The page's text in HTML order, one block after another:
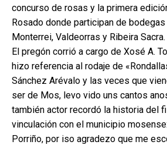
concurso de rosas y la primera
Rosado donde participan de bodegas
Monterrei, Valdeorras y Ribeira Sacra.
El pregón corrió a cargo de Xosé A.
hizo referencia al rodaje de
Sánchez Arévalo y las veces que
ser de Mos, levo vido uns cantos
también actor recordó la historia del
vinculación con el municipio
Porriño, por iso agradezo que me